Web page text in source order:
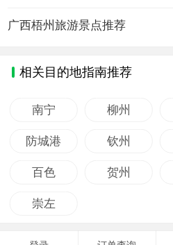
广西梧州旅游景点推荐
相关目的地指南推荐
南宁 柳州
防城港 钦州
百色 贺州
崇左